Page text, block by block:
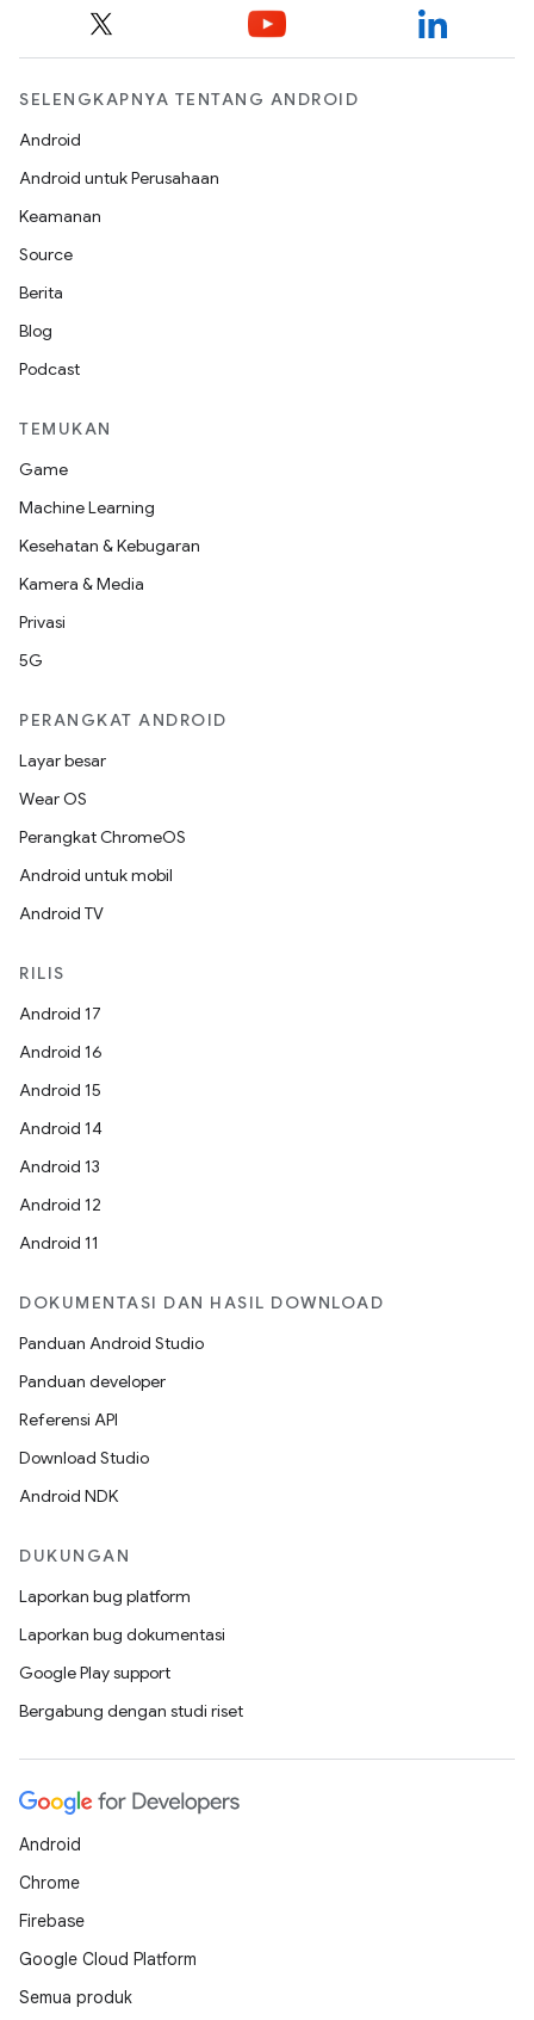
SELENGKAPNYA TENTANG ANDROID
Android
Android untuk Perusahaan
Keamanan
Source
Berita
Blog
Podcast
TEMUKAN
Game
Machine Learning
Kesehatan & Kebugaran
Kamera & Media
Privasi
5G
PERANGKAT ANDROID
Layar besar
Wear OS
Perangkat ChromeOS
Android untuk mobil
Android TV
RILIS
Android 17
Android 16
Android 15
Android 14
Android 13
Android 12
Android 11
DOKUMENTASI DAN HASIL DOWNLOAD
Panduan Android Studio
Panduan developer
Referensi API
Download Studio
Android NDK
DUKUNGAN
Laporkan bug platform
Laporkan bug dokumentasi
Google Play support
Bergabung dengan studi riset
Android
Chrome
Firebase
Google Cloud Platform
Semua produk